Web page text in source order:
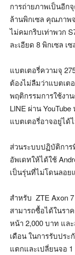
การถ่ายภาพเป็นอีก
ล้านพิกเซล คุณภาพ
ไม่คมกริบเท่าพวก
ละเอียด 8 พิกเซล เ
แบตเตอรี่ความจุ
ต้องไม่ลืมว่าแบตเต
พฤติกรรมการใช้งา
LINE ผ่าน
แบตเตอรี่อาจอยู่ได้
ส่วนระบบปฏิบัติการ
อัพเดทให้ได้ใช้
เป็นรุ่นที่ไม่โดนลอย
สำหรับ ZTE Axon
สามารถซื้อได้ในรา
หน้า 2,000 บาท แล
เดือน ในการรับประ
แตกและเปลี่ยนจอ 1